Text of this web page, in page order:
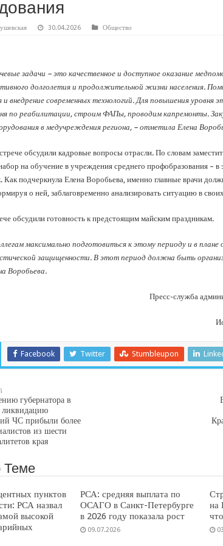
в 35 школах Кубани запустят проект «Предпринимательские
с начала года капитально отремонтировали 209
в вашу страховую компанию
на 20-й юбилейный молодежный форум «Регион 93»
30.04.2026 Общество
задачи – это качественное и доступное оказание
долголетия и продолжительной жизни населения.
и внедрение современных технологий. Для повышения уровня
по реабилитации, строим ФАПы, проводим капремонты.
в медучреждения региона, – отметила Елена
обсудили кадровые вопросы отрасли. По словам
на обучение в учреждения среднего профобразования –
Как подчеркнула Елена Воробьева, именно главные врачи
о ней, заблаговременно анализировать ситуацию в
обсудили готовность к предстоящим майским праздникам.
максимально подготовиться к этому периоду и в
защищенности. В этот период должна быть
Воробьева.
Пресс-служба
Facebook Twitter Stumbleupon
губернатора в
ликвидацию
ЧС прибыли более
из шести
края
Теме
пунктов
РСА назвал
высокой
РСА: средняя выплата по
ОСАГО в Санкт-Петербурге
в 2026 году показала рост
09.07.2026
на